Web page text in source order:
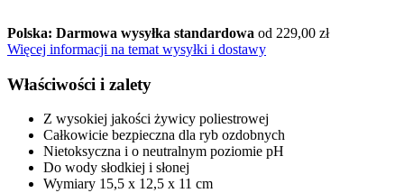
Polska: Darmowa wysyłka standardowa od 229,00 zł
Więcej informacji na temat wysyłki i dostawy
Właściwości i zalety
Z wysokiej jakości żywicy poliestrowej
Całkowicie bezpieczna dla ryb ozdobnych
Nietoksyczna i o neutralnym poziomie pH
Do wody słodkiej i słonej
Wymiary 15,5 x 12,5 x 11 cm